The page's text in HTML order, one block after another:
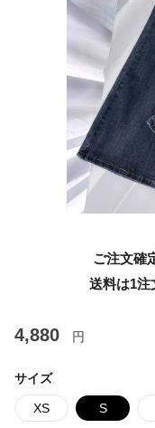
ご注文確
送料は1注
4,880 円
サイズ
XS S